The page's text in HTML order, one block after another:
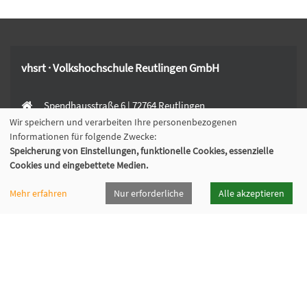
vhsrt · Volkshochschule Reutlingen GmbH
Spendhausstraße 6 | 72764 Reutlingen
+49 7121 336-0
+49 7121 336-222
info@vhsrt.de
Widerrufsformular
Wir speichern und verarbeiten Ihre personenbezogenen
Informationen für folgende Zwecke:
Speicherung von Einstellungen, funktionelle Cookies, essenzielle
Cookies und eingebettete Medien.
Mehr erfahren Nur erforderliche Alle akzeptieren